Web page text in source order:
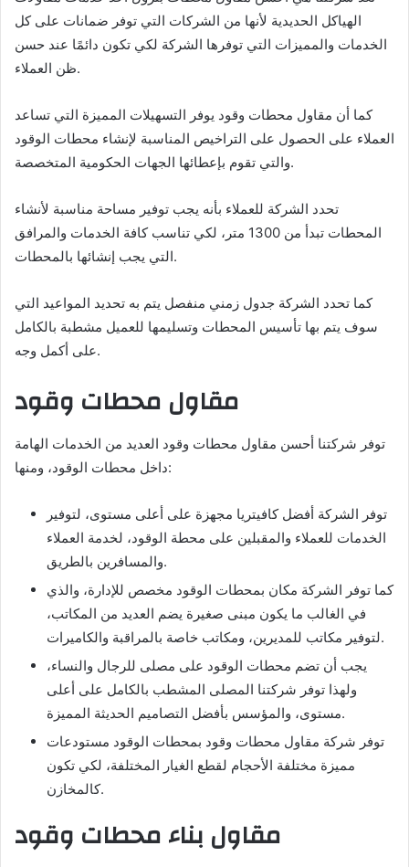
الهياكل الحديدية لأنها من الشركات التي توفر ضمانات على كل
الخدمات والمميزات التي توفرها الشركة لكي تكون دائمًا عند حسن
ظن العملاء.
كما أن مقاول محطات وقود يوفر التسهيلات المميزة التي تساعد
العملاء على الحصول على التراخيص المناسبة لإنشاء محطات الوقود
والتي تقوم بإعطائها الجهات الحكومية المتخصصة.
تحدد الشركة للعملاء بأنه يجب توفير مساحة مناسبة لأنشاء
المحطات تبدأ من 1300 متر، لكي تناسب كافة الخدمات والمرافق
التي يجب إنشائها بالمحطات.
كما تحدد الشركة جدول زمني منفصل يتم به تحديد المواعيد التي
سوف يتم بها تأسيس المحطات وتسليمها للعميل مشطبة بالكامل
على أكمل وجه.
مقاول محطات وقود
توفر شركتنا أحسن مقاول محطات وقود العديد من الخدمات الهامة
داخل محطات الوقود، ومنها:
توفر الشركة أفضل كافيتريا مجهزة على أعلى مستوى، لتوفير
الخدمات للعملاء والمقبلين على محطة الوقود، لخدمة العملاء
والمسافرين بالطريق.
كما توفر الشركة مكان بمحطات الوقود مخصص للإدارة، والذي
في الغالب ما يكون مبنى صغيرة يضم العديد من المكاتب،
لتوفير مكاتب للمديرين، ومكاتب خاصة بالمراقبة والكاميرات.
يجب أن تضم محطات الوقود على مصلى للرجال والنساء،
ولهذا توفر شركتنا المصلى المشطب بالكامل على أعلى
مستوى، والمؤسس بأفضل التصاميم الحديثة المميزة.
توفر شركة مقاول محطات وقود بمحطات الوقود مستودعات
مميزة مختلفة الأحجام لقطع الغيار المختلفة، لكي تكون
كالمخازن.
مقاول بناء محطات وقود